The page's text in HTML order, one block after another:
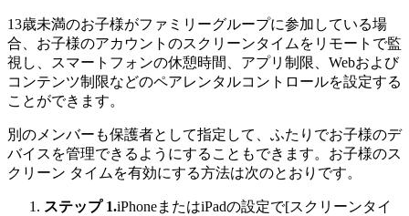
13歳未満のお子様がファミリーグループに参加している場
合、お子様のアカウントのスクリーンタイムをリモートで監
視し、スマートフォンの休憩時間、アプリ制限、Webおよび
コンテンツ制限などのペアレンタルコントロールを設定する
ことができます。
別のメンバーも保護者として指定して、ふたりでお子様のデ
バイスを管理できるようにすることもできます。お子様のス
クリーン タイムを有効にする方法は次のとおりです。
ステップ 1.iPhoneまたはiPadの設定で[スクリーンタイ